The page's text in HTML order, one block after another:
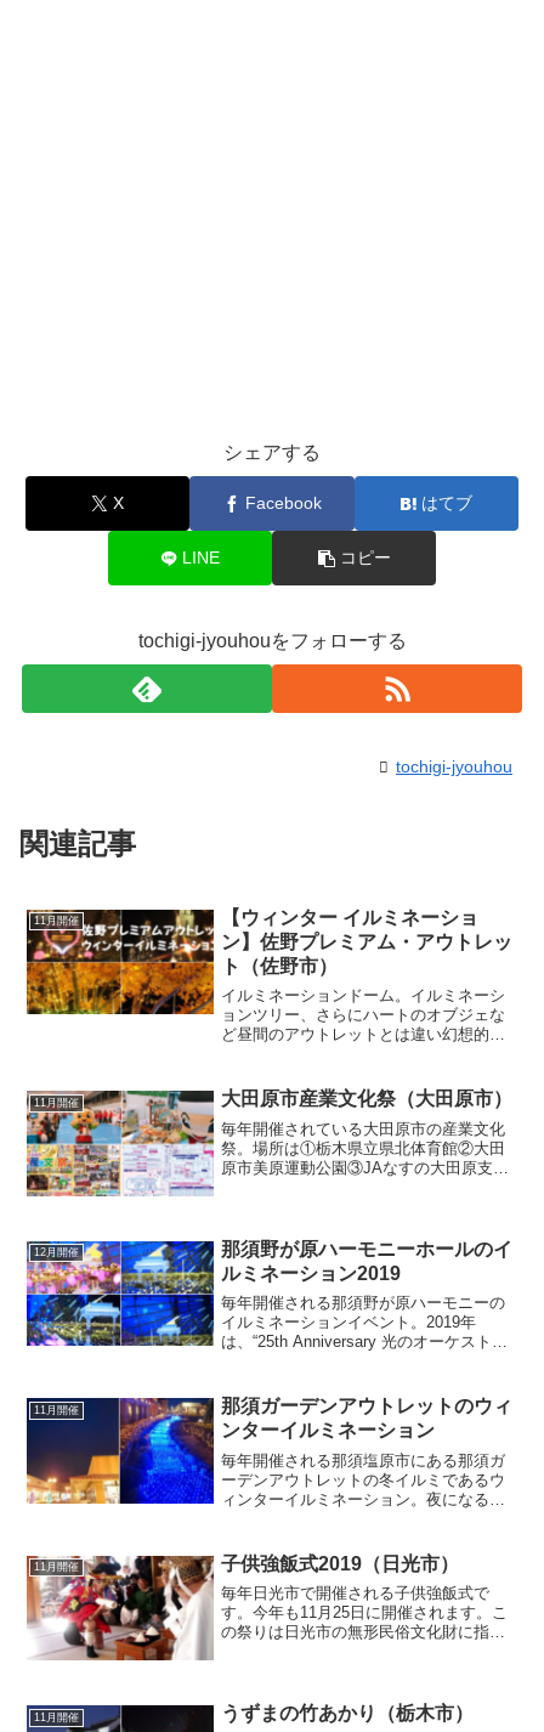
シェアする
X Facebook はてブ
LINE コピー
tochigi-jyouhouをフォローする
tochigi-jyouhou
関連記事
11月開催
【ウィンター イルミネーショ
ン】佐野プレミアム・アウトレッ
ト（佐野市）
イルミネーションドーム。イルミネーシ
ョンツリー、さらにハートのオブジェな
ど昼間のアウトレットとは違い幻想的な
時間まで実施します。12月14日(土)に
は、サンタクロース財...
11月開催 大田原市産業文化祭（大田原市）
毎年開催されている大田原市の産業文化
祭。場所は①栃木県立県北体育館②大田
原市美原運動公園③JAなすの大田原支所
Twitter情報まとめ...
12月開催
那須野が原ハーモニーホールのイ
ルミネーション2019
毎年開催される那須野が原ハーモニーの
イルミネーションイベント。2019年
は、“25th Anniversary 光のオーケスト
ト多数開催。17:00～2...
11月開催
那須ガーデンアウトレットのウィ
ンターイルミネーション
毎年開催される那須塩原市にある那須ガ
ーデンアウトレットの冬イルミであるウ
ィンターイルミネーション。夜になると
を過ごしてイルミネーションを見る人
や、夜に訪れる人など様々。...
11月開催 子供強飯式2019（日光市）
毎年日光市で開催される子供強飯式で
す。今年も11月25日に開催されます。こ
の祭りは日光市の無形民俗文化財に指定
力頂戴人とされる大人に...
11月開催 うずまの竹あかり（栃木市）